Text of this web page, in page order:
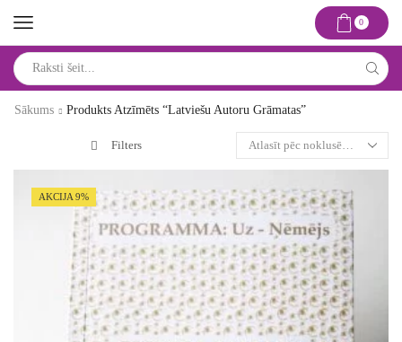
0
input
Sākums
Produkts Atzīmēts “latviešu Autoru Grāmatas”
Filters
AKCIJA 9%